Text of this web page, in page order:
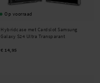
Op voorraad
Hybridcase met Cardslot Samsung
Galaxy S24 Ultra Transparant
€ 14,95